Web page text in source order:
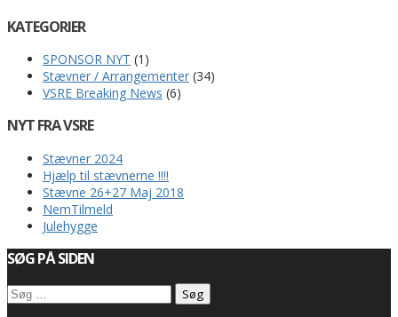
KATEGORIER
SPONSOR NYT (1)
Stævner / Arrangementer (34)
VSRE Breaking News (6)
NYT FRA VSRE
Stævner 2024
Hjælp til stævnerne !!!!
Stævne 26+27 Maj 2018
NemTilmeld
Julehygge
SØG PÅ SIDEN
Søg
efter: